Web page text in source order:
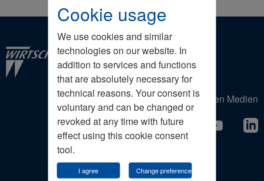
Cookie usage
We use cookies and similar
technologies on our website. In
addition to services and functions
that are absolutely necessary for
technical reasons. Your consent is
voluntary and can be changed or
revoked at any time with future
effect using this cookie consent
tool.
I agree Change preferences
Der Wirtschaftrat in den sozialen Medien